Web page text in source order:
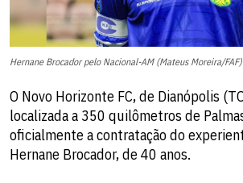
Hernane Brocador pelo Nacional-AM (Mateus Moreira/FAF)
O Novo Horizonte FC, de Dianópolis
localizada a 350 quilômetros de
oficialmente a contratação do
Hernane Brocador, de 40 anos.